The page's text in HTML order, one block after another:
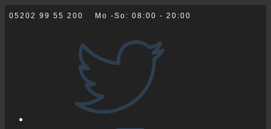
Zum
05202 99 55 200 Mo -So: 08:00 - 20:00